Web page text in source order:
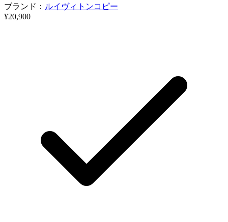
ブランド： ルイヴィトンコピー
¥20,900